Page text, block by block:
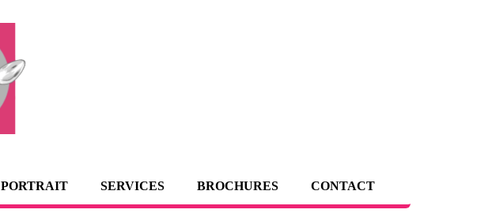
PORTRAIT SERVICES BROCHURES CONTACT